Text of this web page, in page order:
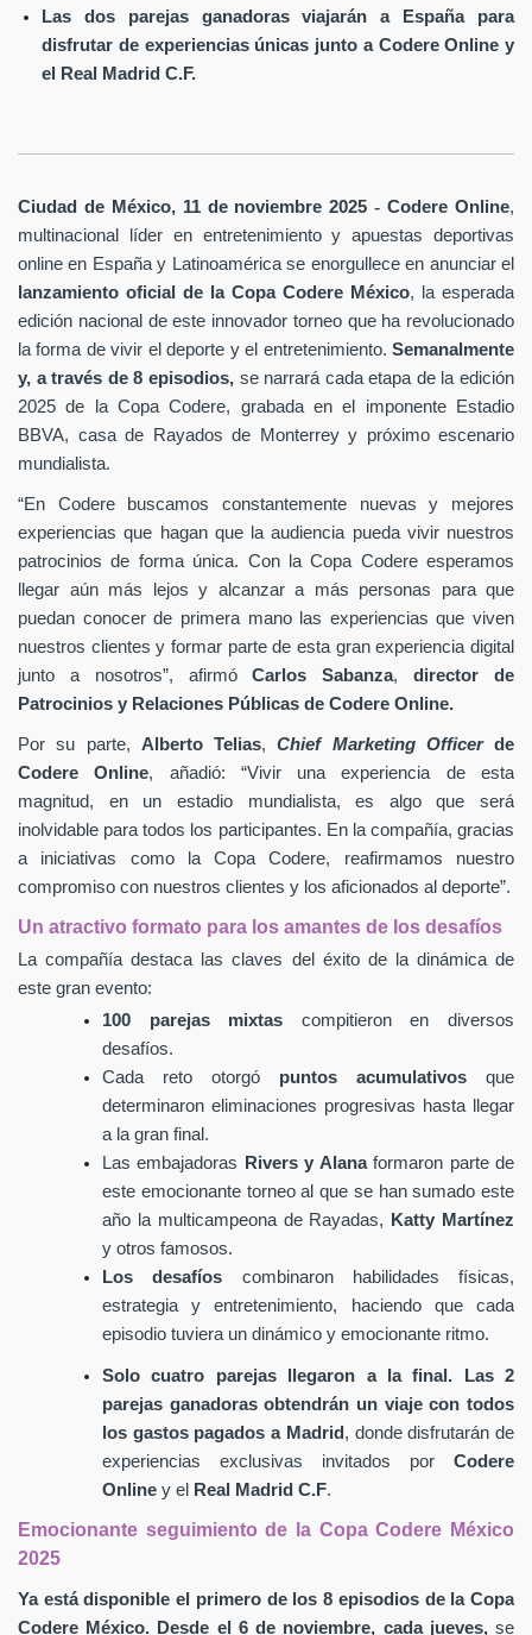
Las dos parejas ganadoras viajarán a España para
disfrutar de experiencias únicas junto a Codere Online y
el Real Madrid C.F.
Ciudad de México, 11 de noviembre 2025 -Codere Online,
multinacional líder en entretenimiento y apuestas deportivas
online en España y Latinoamérica se enorgullece en anunciar el
lanzamiento oficial de la Copa Codere México, la esperada
edición nacional de este innovador torneo que ha revolucionado
la forma de vivir el deporte y el entretenimiento. Semanalmente
y, a través de 8 episodios, se narrará cada etapa de la edición
2025 de la Copa Codere, grabada en el imponente Estadio
BBVA, casa de Rayados de Monterrey y próximo escenario
mundialista.
“En Codere buscamos constantemente nuevas y mejores
experiencias que hagan que la audiencia pueda vivir nuestros
patrocinios de forma única. Con la Copa Codere esperamos
llegar aún más lejos y alcanzar a más personas para que
puedan conocer de primera mano las experiencias que viven
nuestros clientes y formar parte de esta gran experiencia digital
junto a nosotros”, afirmóCarlos Sabanza,director de
Patrocinios y Relaciones Públicas de Codere Online.
Por su parte, Alberto Telias,Chief Marketing Officer de
Codere Online, añadió: “Vivir una experiencia de esta
magnitud, en un estadio mundialista, es algo que será
inolvidable para todos los participantes. En la compañía, gracias
a iniciativas como la Copa Codere, reafirmamos nuestro
compromiso con nuestros clientes y los aficionados al deporte”.
Un atractivo formato para los amantes de los desafíos
La compañía destaca las claves del éxito de la dinámica de
este gran evento:
100 parejas mixtas compitieron en diversos
desafíos.
Cada reto otorgó puntos acumulativos que
determinaron eliminaciones progresivas hasta llegar
a la gran final.
Las embajadoras
Rivers y Alanaformaron parte de
este emocionante torneo al que se han sumado este
año la multicampeona de Rayadas,
Katty Martínez
y otros famosos.
Los desafíos combinaron habilidades físicas,
estrategia y entretenimiento, haciendo que cada
episodio tuviera un dinámico y emocionante ritmo.
Solo cuatro parejas llegaron a la final. Las 2
parejas ganadoras obtendrán un viaje con todos
los gastos pagados a Madrid, donde disfrutarán de
experiencias exclusivas invitados por Codere
Online y el Real Madrid C.F.
Emocionante seguimiento de la Copa Codere México
2025
Ya está disponible el primero de los 8 episodios de la Copa
Codere México. Desde el 6 de noviembre, cada jueves,se